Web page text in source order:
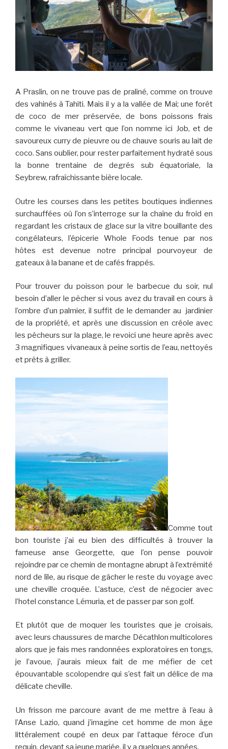
A Praslin, on ne trouve pas de praliné, comme on trouve
des vahinés à Tahiti. Mais il y a la vallée de Mai; une forêt
de coco de mer préservée, de bons poissons frais
comme le vivaneau vert que l’on nomme ici Job, et de
savoureux curry de pieuvre ou de chauve souris au lait de
coco. Sans oublier, pour rester parfaitement hydraté sous
la bonne trentaine de degrés sub équatoriale, la
Seybrew, rafraîchissante bière locale.
Outre les courses dans les petites boutiques indiennes
surchauffées où l’on s’interroge sur la chaîne du froid en
regardant les cristaux de glace sur la vitre bouillante des
congélateurs, l’épicerie Whole Foods tenue par nos
hôtes est devenue notre principal pourvoyeur de
gateaux à la banane et de cafés frappés.
Pour trouver du poisson pour le barbecue du soir, nul
besoin d’aller le pêcher si vous avez du travail en cours à
l’ombre d’un palmier, il suffit de le demander au jardinier
de la propriété, et après une discussion en créole avec
les pêcheurs sur la plage, le revoici une heure après avec
3 magnifiques vivaneaux à peine sortis de l’eau, nettoyés
et prêts à griller.
Comme tout
bon touriste j’ai eu bien des difficultés à trouver la
fameuse anse Georgette, que l’on pense pouvoir
rejoindre par ce chemin de montagne abrupt à l’extrémité
nord de lîle, au risque de gâcher le reste du voyage avec
une cheville croquée. L’astuce, c’est de négocier avec
l’hotel constance Lémuria, et de passer par son golf.
Et plutôt que de moquer les touristes que je croisais,
avec leurs chaussures de marche Décathlon multicolores
alors que je fais mes randonnées exploratoires en tongs,
je l’avoue, j’aurais mieux fait de me méfier de cet
épouvantable scolopendre qui s’est fait un délice de ma
délicate cheville.
Un frisson me parcoure avant de me mettre à l’eau à
l’Anse Lazio, quand j’imagine cet homme de mon âge
littéralement coupé en deux par l’attaque féroce d’un
requin, devant sa jeune mariée, il y a quelques années.